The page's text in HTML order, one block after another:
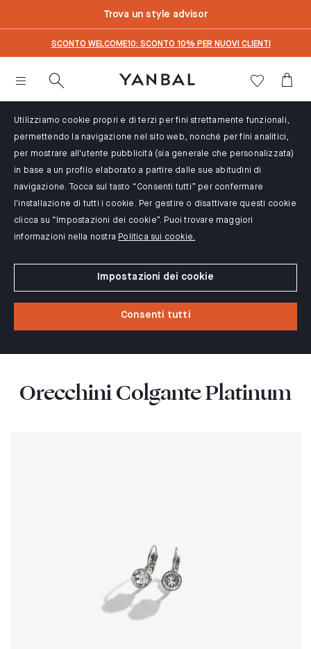
Trova un style advisor
SCONTO WELCOME10: SCONTO 10% PER NUOVI CLIENTI
Utilizziamo cookie propri e di terzi per fini strettamente funzionali,
permettendo la navigazione nel sito web, nonché per fini analitici,
per mostrare all'utente pubblicità (sia generale che personalizzata)
in base a un profilo elaborato a partire dalle sue abitudini di
navigazione. Tocca sul tasto “Consenti tutti” per confermare
l'installazione di tutti i cookie. Per gestire o disattivare questi cookie
clicca su “Impostazioni dei cookie”. Puoi trovare maggiori
informazioni nella nostra Politica sui cookie.
Impostazioni dei cookie
Consenti tutti
Orecchini Colgante Platinum